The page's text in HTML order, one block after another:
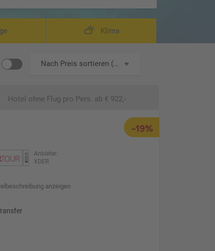
Klima
Nach Preis sortieren (aufsteigend)
Hotel ohne Flug pro Pers. ab € 922,-
-19%
Anbieter:
XDER
anzeigen